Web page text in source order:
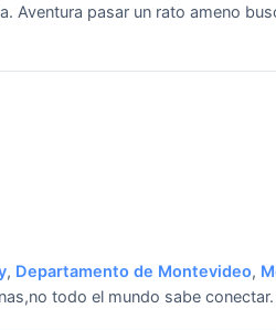
Aventura pasar un rato ameno
, Departamento de Montevideo,
todo el mundo sabe conectar.